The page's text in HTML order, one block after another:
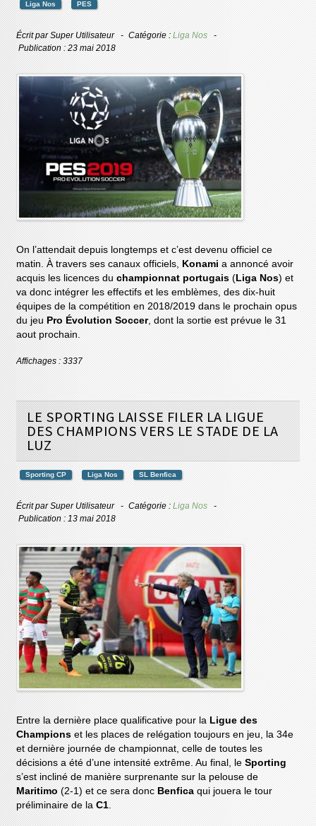
Liga Nos PES
Écrit parSuper Utilisateur Catégorie :Liga Nos
Publication : 23 mai 2018
On l’attendait depuis longtemps et c’est devenu officiel ce
matin. À travers ses canaux officiels, Konamia annoncé avoir
acquis les licences duchampionnat portugais ( Liga Nos) et
va donc intégrer les effectifs et les emblèmes, des dix-huit
équipes de la compétition en 2018/2019 dans le prochain opus
du jeu Pro Évolution Soccer, dont la sortie est prévue le 31
aout prochain.
Affichages : 3337
LE SPORTING LAISSE FILER LA LIGUE
DES CHAMPIONS VERS LE STADE DE LA
LUZ
Sporting CP Liga Nos SL Benfica
Écrit parSuper Utilisateur Catégorie :Liga Nos
Publication : 13 mai 2018
Entre la dernière place qualificative pour la Ligue des
Champions et les places de relégation toujours en jeu, la 34e
et dernière journée de championnat, celle de toutes les
décisions a été d’une intensité extrême. Au final, leSporting
s’est incliné de manière surprenante sur la pelouse de
Maritimo(2-1) et ce sera donc Benficaqui jouera le tour
préliminaire de laC1.